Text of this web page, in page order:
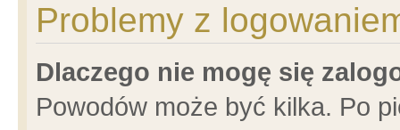
Problemy z
Dlaczego nie mogę się
Powodów może być kilka. Po